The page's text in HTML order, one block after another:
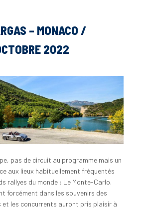
– MONACO /
2022
pas de circuit au programme mais un
aux lieux habituellement fréquentés
rallyes du monde : Le Monte-Carlo.
forcément dans les souvenirs des
et les concurrents auront pris plaisir à